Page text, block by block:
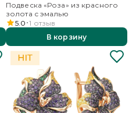
Подвеска «Роза» из красного
золота с эмалью
5.0 1 отзыв
В корзину